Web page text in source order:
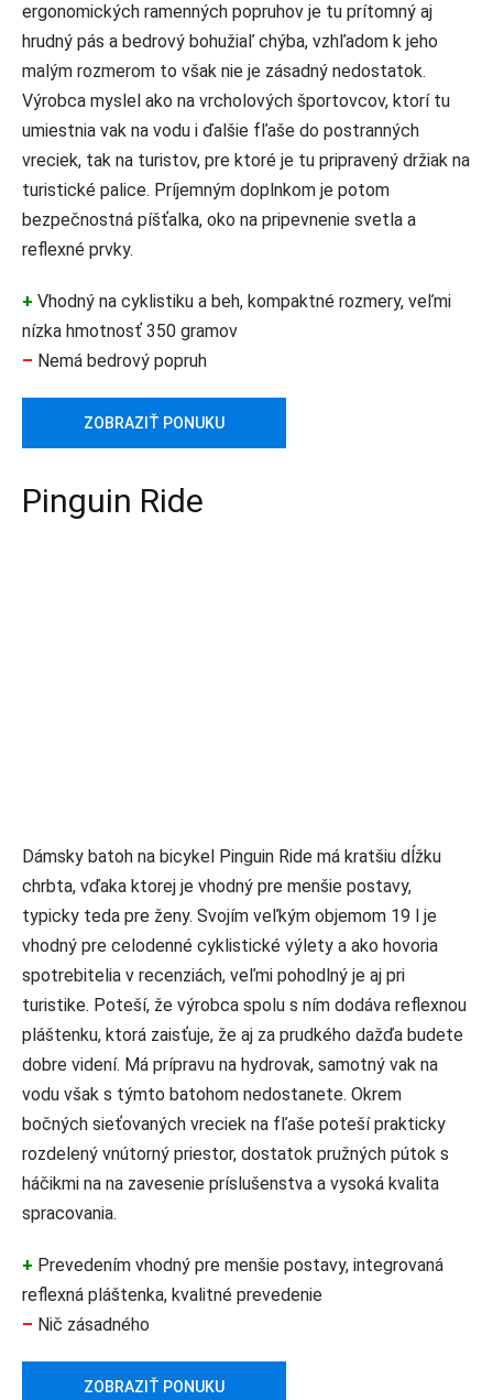
ergonomických ramenných popruhov je tu prítomný aj
hrudný pás a bedrový bohužiaľ chýba, vzhľadom k jeho
malým rozmerom to však nie je zásadný nedostatok.
Výrobca myslel ako na vrcholových športovcov, ktorí tu
umiestnia vak na vodu i ďalšie fľaše do postranných
vreciek, tak na turistov, pre ktoré je tu pripravený držiak na
turistické palice. Príjemným doplnkom je potom
bezpečnostná píšťalka, oko na pripevnenie svetla a
reflexné prvky.
+ Vhodný na cyklistiku a beh, kompaktné rozmery, veľmi
nízka hmotnosť 350 gramov
– Nemá bedrový popruh
ZOBRAZIŤ PONUKU
Pinguin Ride
Dámsky batoh na bicykel Pinguin Ride má kratšiu dĺžku
chrbta, vďaka ktorej je vhodný pre menšie postavy,
typicky teda pre ženy. Svojím veľkým objemom 19 l je
vhodný pre celodenné cyklistické výlety a ako hovoria
spotrebitelia v recenziách, veľmi pohodlný je aj pri
turistike. Poteší, že výrobca spolu s ním dodáva reflexnou
pláštenku, ktorá zaisťuje, že aj za prudkého dažďa budete
dobre videní. Má prípravu na hydrovak, samotný vak na
vodu však s týmto batohom nedostanete. Okrem
bočných sieťovaných vreciek na fľaše poteší prakticky
rozdelený vnútorný priestor, dostatok pružných pútok s
háčikmi na na zavesenie príslušenstva a vysoká kvalita
spracovania.
+ Prevedením vhodný pre menšie postavy, integrovaná
reflexná pláštenka, kvalitné prevedenie
– Nič zásadného
ZOBRAZIŤ PONUKU